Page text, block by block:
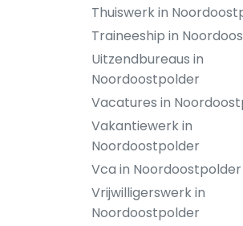
Thuiswerk in
Traineeship in
Uitzendbureaus in
Noordoostpolder
Vacatures in
Vakantiewerk in
Noordoostpolder
Vca in Noordoostpolder
Vrijwilligerswerk in
Noordoostpolder